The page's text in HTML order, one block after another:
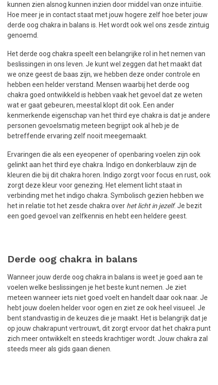
kunnen zien alsnog kunnen inzien door middel van onze intuïtie.
Hoe meer je in contact staat met jouw hogere zelf hoe beter jouw
derde oog chakra in balans is. Het wordt ook wel ons zesde zintuig
genoemd.
Het derde oog chakra speelt een belangrijke rol in het nemen van
beslissingen in ons leven. Je kunt wel zeggen dat het maakt dat
we onze geest de baas zijn, we hebben deze onder controle en
hebben een helder verstand. Mensen waarbij het derde oog
chakra goed ontwikkeld is hebben vaak het gevoel dat ze weten
wat er gaat gebeuren, meestal klopt dit ook. Een ander
kenmerkende eigenschap van het third eye chakra is dat je andere
personen gevoelsmatig meteen begrijpt ook al heb je de
betreffende ervaring zelf nooit meegemaakt.
Ervaringen die als een eyeopener of openbaring voelen zijn ook
gelinkt aan het third eye chakra. Indigo en donkerblauw zijn de
kleuren die bij dit chakra horen. Indigo zorgt voor focus en rust, ook
zorgt deze kleur voor genezing. Het element licht staat in
verbinding met het indigo chakra. Symbolisch gezien hebben we
het in relatie tot het zesde chakra over het licht in jezelf. Je bezit
een goed gevoel van zelfkennis en hebt een heldere geest.
Derde oog chakra in balans
Wanneer jouw derde oog chakra in balans is weet je goed aan te
voelen welke beslissingen je het beste kunt nemen. Je ziet
meteen wanneer iets niet goed voelt en handelt daar ook naar. Je
hebt jouw doelen helder voor ogen en ziet ze ook heel visueel. Je
bent standvastig in de keuzes die je maakt. Het is belangrijk dat je
op jouw chakrapunt vertrouwt, dit zorgt ervoor dat het chakra punt
zich meer ontwikkelt en steeds krachtiger wordt. Jouw chakra zal
steeds meer als gids gaan dienen.